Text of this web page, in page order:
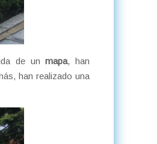
de unmapa, han
han realizado una